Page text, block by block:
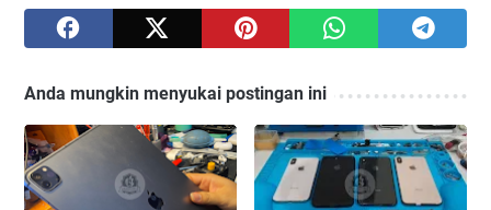
Anda mungkin menyukai postingan ini